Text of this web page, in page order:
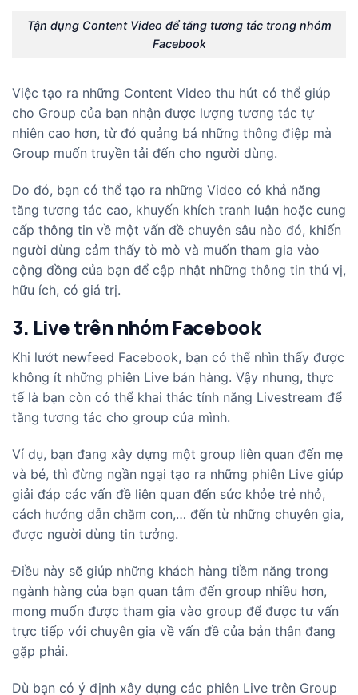
Tận dụng Content Video để tăng tương tác trong nhóm
Facebook
Việc tạo ra những Content Video thu hút có thể giúp
cho Group của bạn nhận được lượng tương tác tự
nhiên cao hơn, từ đó quảng bá những thông điệp mà
Group muốn truyền tải đến cho người dùng.
Do đó, bạn có thể tạo ra những Video có khả năng
tăng tương tác cao, khuyến khích tranh luận hoặc cung
cấp thông tin về một vấn đề chuyên sâu nào đó, khiến
người dùng cảm thấy tò mò và muốn tham gia vào
cộng đồng của bạn để cập nhật những thông tin thú vị,
hữu ích, có giá trị.
3. Live trên nhóm Facebook
Khi lướt newfeed Facebook, bạn có thể nhìn thấy được
không ít những phiên Live bán hàng. Vậy nhưng, thực
tế là bạn còn có thể khai thác tính năng Livestream để
tăng tương tác cho group của mình.
Ví dụ, bạn đang xây dựng một group liên quan đến mẹ
và bé, thì đừng ngần ngại tạo ra những phiên Live giúp
giải đáp các vấn đề liên quan đến sức khỏe trẻ nhỏ,
cách hướng dẫn chăm con,… đến từ những chuyên gia,
được người dùng tin tưởng.
Điều này sẽ giúp những khách hàng tiềm năng trong
ngành hàng của bạn quan tâm đến group nhiều hơn,
mong muốn được tham gia vào group để được tư vấn
trực tiếp với chuyên gia về vấn đề của bản thân đang
gặp phải.
Dù bạn có ý định xây dựng các phiên Live trên Group